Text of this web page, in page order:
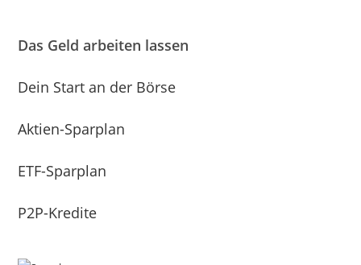
Das Geld arbeiten lassen
Dein Start an der Börse
Aktien-Sparplan
ETF-Sparplan
P2P-Kredite